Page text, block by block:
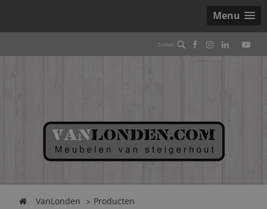
Menu
VanLonden
Producten